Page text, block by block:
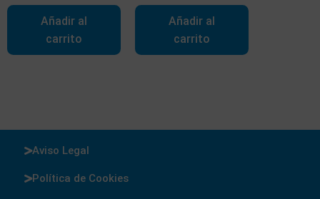
Añadir al
carrito
Añadir al
carrito
Aviso Legal
Política de Cookies